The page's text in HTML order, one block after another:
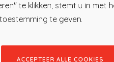
te klikken, stemt u in met
te geven.
ACCEPTEER ALLE COOKIES
Over KP
Nieuws en praktijk